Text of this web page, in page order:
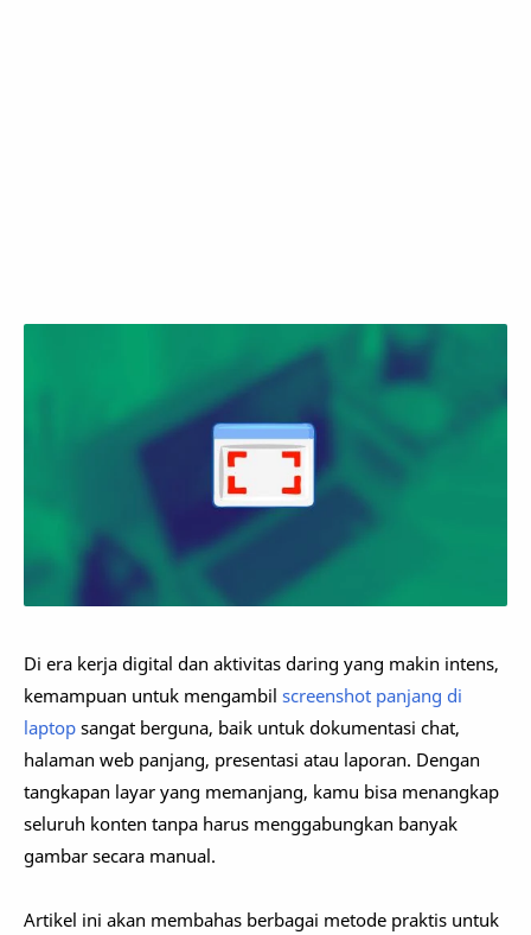
Di era kerja digital dan aktivitas daring yang makin intens,
kemampuan untuk mengambil screenshot panjang di
laptop sangat berguna, baik untuk dokumentasi chat,
halaman web panjang, presentasi atau laporan. Dengan
tangkapan layar yang memanjang, kamu bisa menangkap
seluruh konten tanpa harus menggabungkan banyak
gambar secara manual.
Artikel ini akan membahas berbagai metode praktis untuk